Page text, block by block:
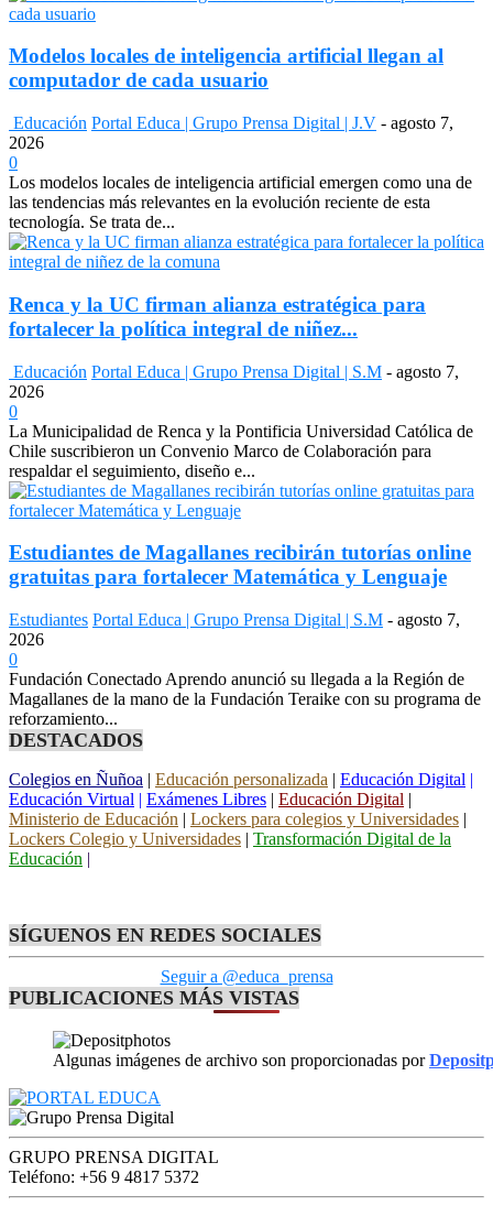
Modelos locales de inteligencia artificial llegan al
computador de cada usuario
Educación Portal Educa | Grupo Prensa Digital | J.V - agosto 7,
2026
0
Los modelos locales de inteligencia artificial emergen como una de
las tendencias más relevantes en la evolución reciente de esta
tecnología. Se trata de...
Renca y la UC firman alianza estratégica para
fortalecer la política integral de niñez...
Educación Portal Educa | Grupo Prensa Digital | S.M - agosto 7,
2026
0
La Municipalidad de Renca y la Pontificia Universidad Católica de
Chile suscribieron un Convenio Marco de Colaboración para
respaldar el seguimiento, diseño e...
Estudiantes de Magallanes recibirán tutorías online
gratuitas para fortalecer Matemática y Lenguaje
Estudiantes Portal Educa | Grupo Prensa Digital | S.M - agosto 7,
2026
0
Fundación Conectado Aprendo anunció su llegada a la Región de
Magallanes de la mano de la Fundación Teraike con su programa de
reforzamiento...
DESTACADOS
Colegios en Ñuñoa | Educación personalizada | Educación Digital |
Educación Virtual | Exámenes Libres | Educación Digital |
Ministerio de Educación | Lockers para colegios y Universidades |
Lockers Colegio y Universidades | Transformación Digital de la
Educación |
SÍGUENOS EN REDES SOCIALES
Seguir a @educa_prensa
PUBLICACIONES MÁS VISTAS
Algunas imágenes de archivo son proporcionadas por
GRUPO PRENSA DIGITAL
Teléfono: +56 9 4817 5372